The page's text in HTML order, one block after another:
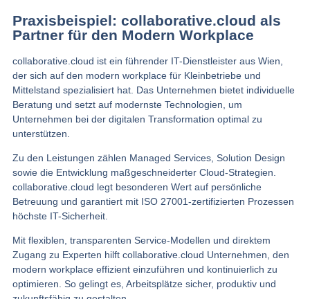
Praxisbeispiel: collaborative.cloud als
Partner für den Modern Workplace
collaborative.cloud ist ein führender IT-Dienstleister aus Wien,
der sich auf den modern workplace für Kleinbetriebe und
Mittelstand spezialisiert hat. Das Unternehmen bietet individuelle
Beratung und setzt auf modernste Technologien, um
Unternehmen bei der digitalen Transformation optimal zu
unterstützen.
Zu den Leistungen zählen Managed Services, Solution Design
sowie die Entwicklung maßgeschneiderter Cloud-Strategien.
collaborative.cloud legt besonderen Wert auf persönliche
Betreuung und garantiert mit ISO 27001-zertifizierten Prozessen
höchste IT-Sicherheit.
Mit flexiblen, transparenten Service-Modellen und direktem
Zugang zu Experten hilft collaborative.cloud Unternehmen, den
modern workplace effizient einzuführen und kontinuierlich zu
optimieren. So gelingt es, Arbeitsplätze sicher, produktiv und